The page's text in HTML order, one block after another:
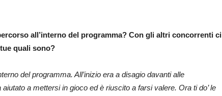
all’interno del programma? Con gli altri concorrenti ci
quali sono?
del programma. All’inizio era a disagio davanti alle
a mettersi in gioco ed è riuscito a farsi valere. Ora ti do’ le